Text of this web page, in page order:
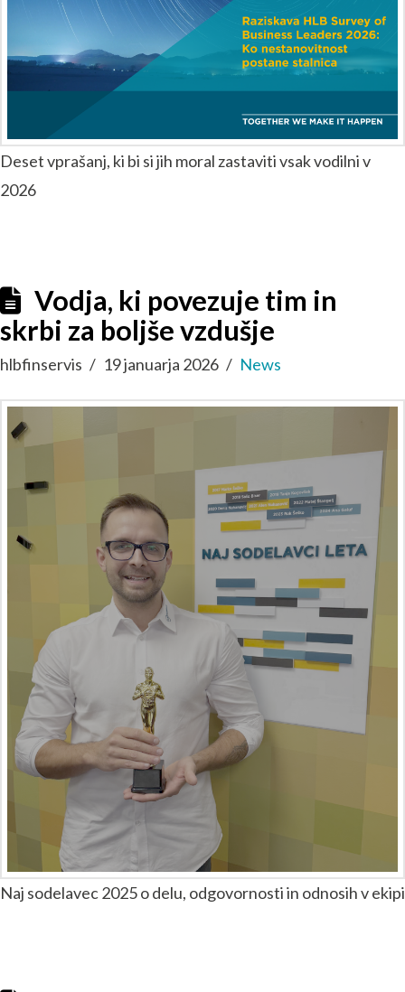
Deset vprašanj, ki bi si jih moral zastaviti vsak vodilni v
2026
Vodja, ki povezuje tim in
skrbi za boljše vzdušje
hlbfinservis 19 januarja 2026 News
Naj sodelavec 2025 o delu, odgovornosti in odnosih v ekipi